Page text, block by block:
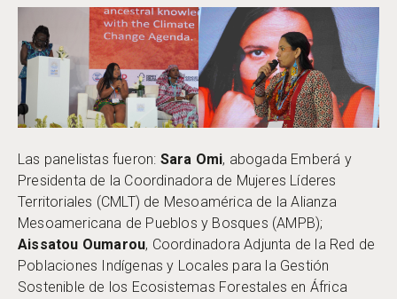
Las panelistas fueron: Sara Omi, abogada Emberá y
Presidenta de la Coordinadora de Mujeres Líderes
Territoriales (CMLT) de Mesoamérica de la Alianza
Mesoamericana de Pueblos y Bosques (AMPB);
Aissatou Oumarou, Coordinadora Adjunta de la Red de
Poblaciones Indígenas y Locales para la Gestión
Sostenible de los Ecosistemas Forestales en África